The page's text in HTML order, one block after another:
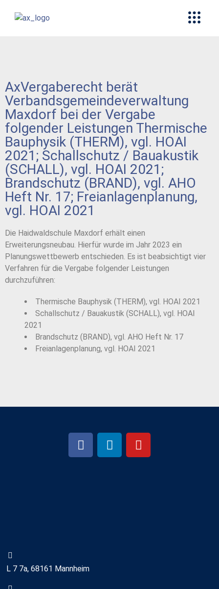
AxVergaberecht berät
Verbandsgemeindeverwaltung
Maxdorf bei der Vergabe
folgender Leistungen Thermische
Bauphysik (THERM), vgl. HOAI
2021; Schallschutz / Bauakustik
(SCHALL), vgl. HOAI 2021;
Brandschutz (BRAND), vgl. AHO
Heft Nr. 17; Freianlagenplanung,
vgl. HOAI 2021
Die Haidwaldschule Maxdorf erhält einen
Erweiterungsneubau. Hierfür wurde im Jahr 2023 ein
Planungswettbewerb entschieden. Es ist beabsichtigt vier
Verfahren für die Vergabe folgender Leistungen
durchzuführen:
Thermische Bauphysik (THERM), vgl. HOAI 2021
Schallschutz / Bauakustik (SCHALL), vgl. HOAI
2021
Brandschutz (BRAND), vgl. AHO Heft Nr. 17
Freianlagenplanung, vgl. HOAI 2021
L 7 7a, 68161 Mannheim